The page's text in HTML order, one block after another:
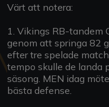
Värt att notera:
1. Vikings RB-tandem
genom att springa 82
efter tre spelade
tempo skulle de landa
säsong. MEN idag
bästa defense.